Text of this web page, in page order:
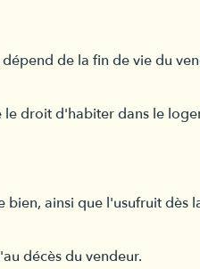
de la fin de vie du
droit d'habiter dans le
ainsi que l'usufruit
décès du vendeur.